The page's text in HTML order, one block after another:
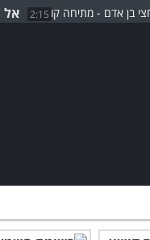
2:15
אל